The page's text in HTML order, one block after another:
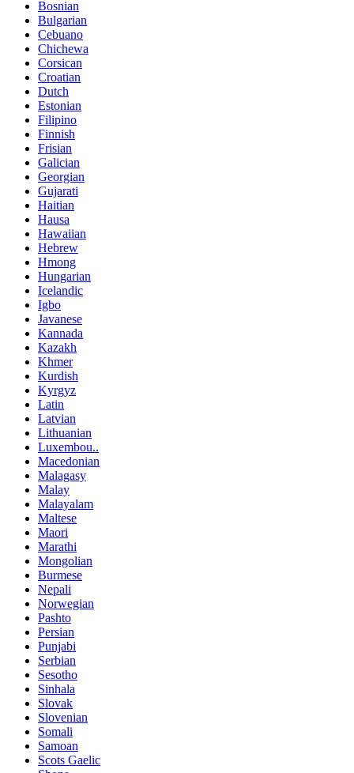
Bosnian
Bulgarian
Cebuano
Chichewa
Corsican
Croatian
Dutch
Estonian
Filipino
Finnish
Frisian
Galician
Georgian
Gujarati
Haitian
Hausa
Hawaiian
Hebrew
Hmong
Hungarian
Icelandic
Igbo
Javanese
Kannada
Kazakh
Khmer
Kurdish
Kyrgyz
Latin
Latvian
Lithuanian
Luxembou..
Macedonian
Malagasy
Malay
Malayalam
Maltese
Maori
Marathi
Mongolian
Burmese
Nepali
Norwegian
Pashto
Persian
Punjabi
Serbian
Sesotho
Sinhala
Slovak
Slovenian
Somali
Samoan
Scots Gaelic